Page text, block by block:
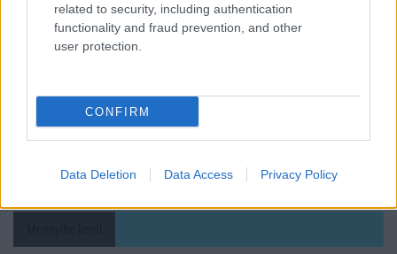
related to security, including authentication
functionality and fraud prevention, and other
user protection.
CONFIRM
Data Deletion Data Access Privacy Policy
A Galaxy S25 is megkaphatja a Galaxy S26 egyik legjobb
kamerás funkcióját
Itt a vég a Galaxy S23 széria számára: a One UI 9 lehet az
utolsó nagy frissítés